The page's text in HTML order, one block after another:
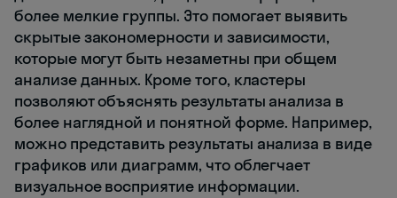
более мелкие группы. Это помогает выявить
скрытые закономерности и зависимости,
которые могут быть незаметны при общем
анализе данных. Кроме того, кластеры
позволяют объяснять результаты анализа в
более наглядной и понятной форме. Например,
можно представить результаты анализа в виде
графиков или диаграмм, что облегчает
визуальное восприятие информации.